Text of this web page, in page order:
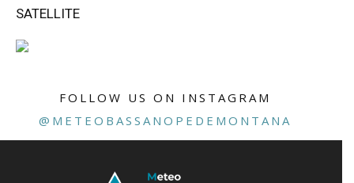
SATELLITE
FOLLOW US ON INSTAGRAM
@METEOBASSANOPEDEMONTANA